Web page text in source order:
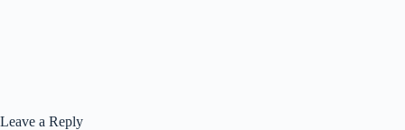
Leave a Reply